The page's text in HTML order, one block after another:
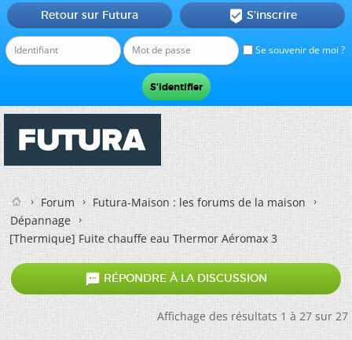
Se souvenir de moi ?
Retour sur Futura  S'inscrire
Forum
Futura-Maison : les forums de la maison
Dépannage
[Thermique]Fuite chauffe eau Thermor Aéromax 3
 RÉPONDRE À LA DISCUSSION
Affichage des résultats 1 à 27 sur 27